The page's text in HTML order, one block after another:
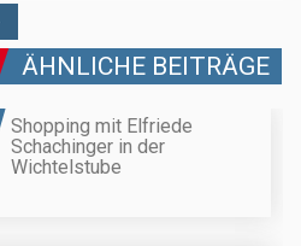
ÄHNLICHE BEITRÄGE
Shopping mit Elfriede
Schachinger in der
Wichtelstube